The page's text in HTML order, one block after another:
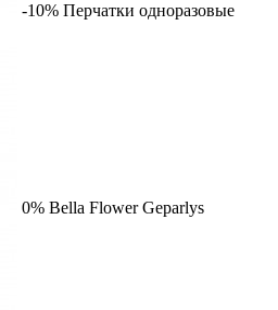
-10% Перчатки одноразовые
0% Bella Flower Geparlys